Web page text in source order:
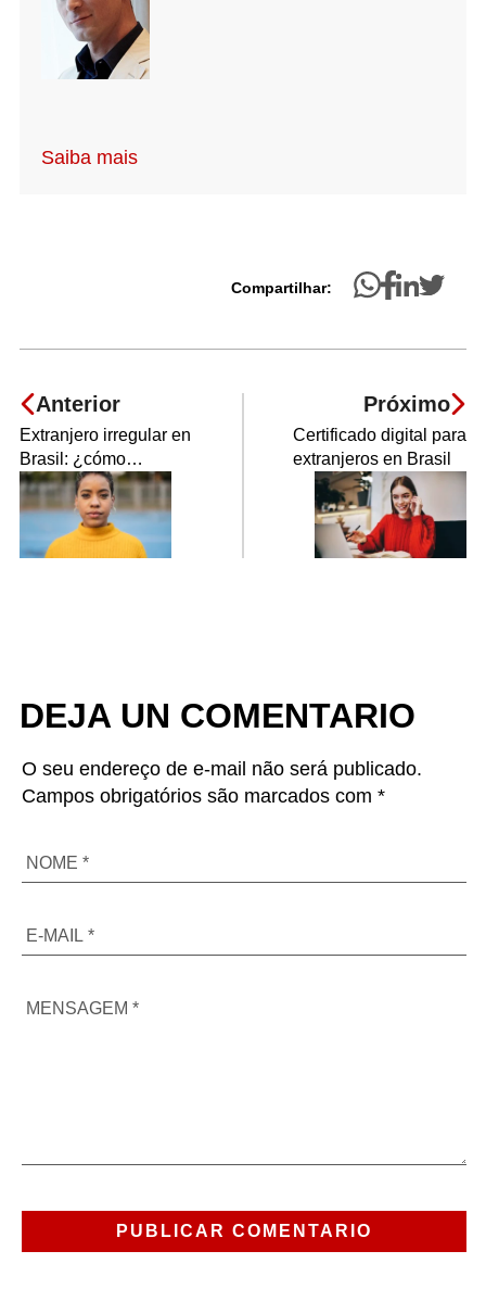
Saiba mais
Compartilhar:
Anterior
Extranjero irregular en
Brasil: ¿cómo
regularizarse?
Próximo
Certificado digital para
extranjeros en Brasil
DEJA UN COMENTARIO
O seu endereço de e-mail não será publicado.
Campos obrigatórios são marcados com *